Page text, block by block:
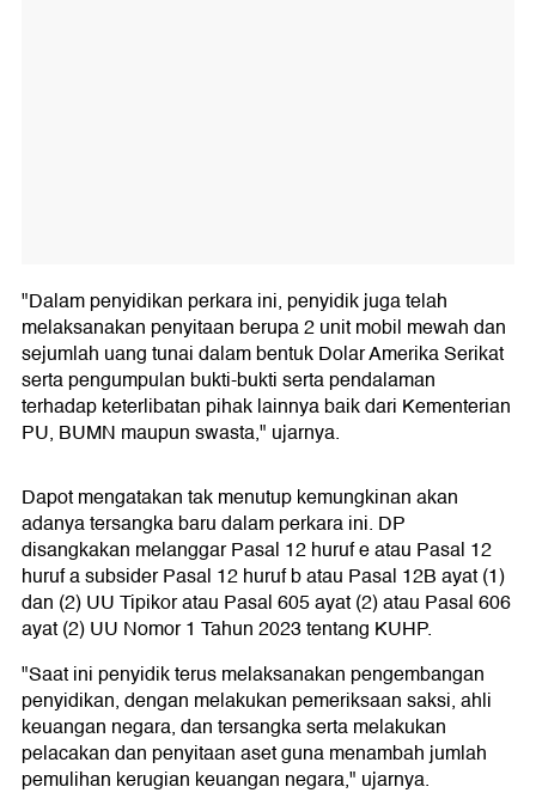
"Dalam penyidikan perkara ini, penyidik juga telah
melaksanakan penyitaan berupa 2 unit mobil mewah dan
sejumlah uang tunai dalam bentuk Dolar Amerika Serikat
serta pengumpulan bukti-bukti serta pendalaman
terhadap keterlibatan pihak lainnya baik dari Kementerian
PU, BUMN maupun swasta," ujarnya.
Dapot mengatakan tak menutup kemungkinan akan
adanya tersangka baru dalam perkara ini. DP
disangkakan melanggar Pasal 12 huruf e atau Pasal 12
huruf a subsider Pasal 12 huruf b atau Pasal 12B ayat (1)
dan (2) UU Tipikor atau Pasal 605 ayat (2) atau Pasal 606
ayat (2) UU Nomor 1 Tahun 2023 tentang KUHP.
"Saat ini penyidik terus melaksanakan pengembangan
penyidikan, dengan melakukan pemeriksaan saksi, ahli
keuangan negara, dan tersangka serta melakukan
pelacakan dan penyitaan aset guna menambah jumlah
pemulihan kerugian keuangan negara," ujarnya.